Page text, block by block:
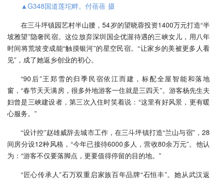
▲G348国道莲坨畔。付蓓蓓 摄
在三斗坪镇园艺村半山腰，54岁的望晓蓉投资1400万元打造“半
坡雅望”隐奢民宿。这位放弃深圳国企优渥待遇的三峡女儿，用八年
时间将荒坡变成能“触摸银河”的星空民宿。“让家乡的美被更多人看
见”，成了她返乡创业的初心。
“90后”王郑雪的归季民宿依江而建，标配全屋智能和落地
窗，“春节天天满房，很多外地游客一住就是三四天”。游客杨先生夫
妇曾是三峡建设者，第三次入住时笑着说：“这里有好风景，更有暖
心服务。”
“设计控”赵雄威辞去城市工作，在三斗坪镇打造“兰山与宿”，28
间房分设12种风格，“今年已接待6000多人，营收80余万元”。他认
为：“游客不仅要落脚点，更要值得停留的目的地。”
“匠心传承人”石万双重启家族百年品牌“石恒丰”。她从武汉返